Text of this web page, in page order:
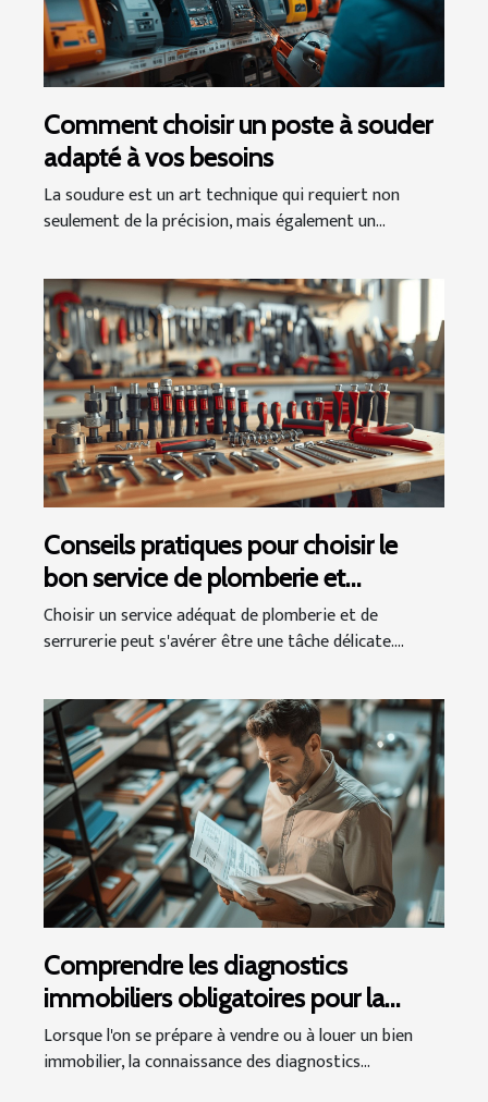
Comment choisir un poste à souder
adapté à vos besoins
La soudure est un art technique qui requiert non
seulement de la précision, mais également un...
Conseils pratiques pour choisir le
bon service de plomberie et
serrurerie
Choisir un service adéquat de plomberie et de
serrurerie peut s'avérer être une tâche délicate....
Comprendre les diagnostics
immobiliers obligatoires pour la
vente et la location
Lorsque l'on se prépare à vendre ou à louer un bien
immobilier, la connaissance des diagnostics...